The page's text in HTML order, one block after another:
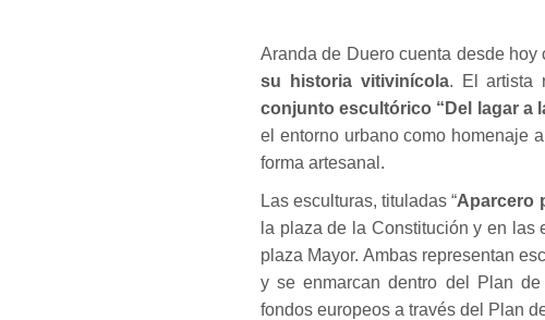
Aranda de Duero cuenta desde hoy
su historia vitivinícola. El artista
conjunto escultórico “Del lagar a
el entorno urbano como homenaje
forma artesanal.
Las esculturas, tituladas “Aparcero
la plaza de la Constitución y en
plaza Mayor. Ambas representan
y se enmarcan dentro del Plan
fondos europeos a través del Plan